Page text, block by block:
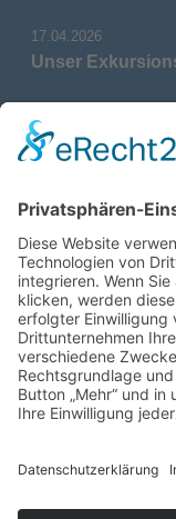
17.04.2026
Unser
17.04.2026
Das war:
17.04.2026
12.10.2025
Darstellung
Gebiets der